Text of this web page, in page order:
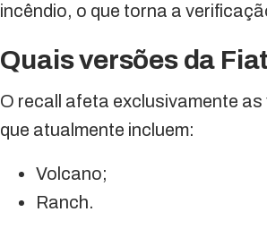
incêndio, o que torna a
Quais versões da
O recall afeta exclusivamente
que atualmente incluem:
Volcano;
Ranch.